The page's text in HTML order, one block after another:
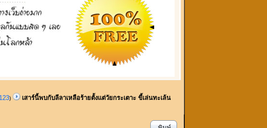
)
เสาร์นี้พบกับลีลาเหลือร้ายตั้งแต่วัยกระเตาะ ขี้เล่นทะเล้น